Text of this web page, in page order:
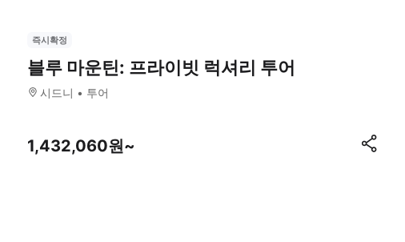
즉시확정
블루 마운틴: 프라이빗 럭셔리 투어
시드니 투어
1,432,060원~